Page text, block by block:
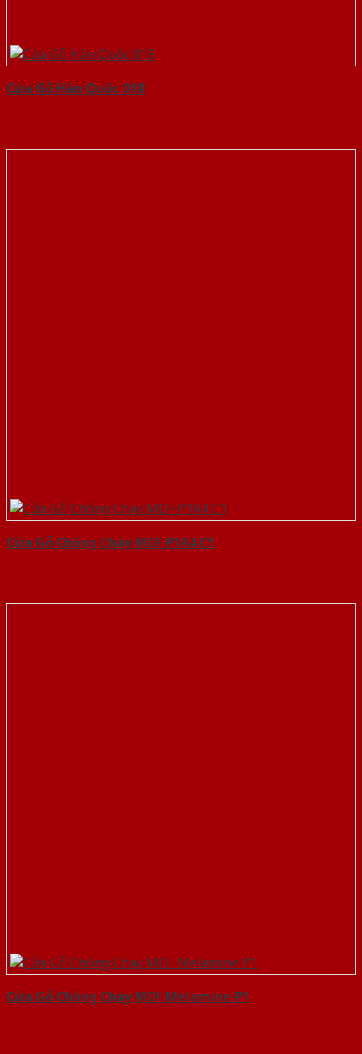
Cửa Gỗ Hàn Quốc 018
Cửa Gỗ Chống Cháy MDF P1R4 C1
Cửa Gỗ Chống Cháy MDF Melamine P1